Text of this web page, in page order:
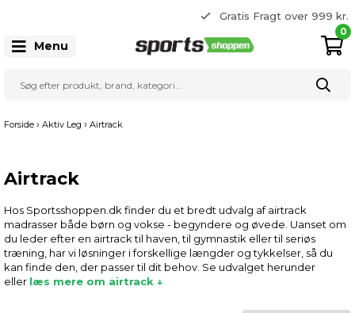
Gratis Fragt over 999 kr.
22 20 80 33
Menu
0
Forside › Aktiv Leg › Airtrack
Airtrack
Hos Sportsshoppen.dk finder du et bredt udvalg af airtrack
madrasser både børn og vokse - begyndere og øvede. Uanset om
du leder efter en airtrack til haven, til gymnastik eller til seriøs
træning, har vi løsninger i forskellige længder og tykkelser, så du
kan finde den, der passer til dit behov. Se udvalget herunder
eller læs mere om airtrack ↓